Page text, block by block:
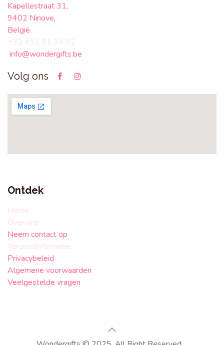
Kapellestraat 31,
9402 Ninove,
België.
+32 491 91 34 92
info@wondergifts.be
Volg ons
Ontdek
Home
Over ons
Neem contact op
Verzendinformatie
Privacybeleid
Algemene voorwaarden
Veelgestelde vragen